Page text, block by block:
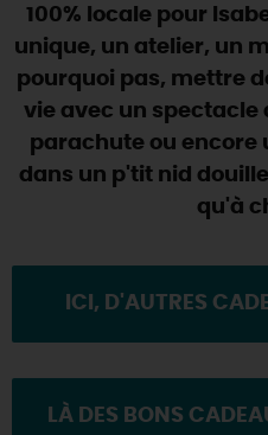
TOUTES
Visites
gourmandes et
Vins etvignobles
Chic,une aire de pique-
Par ici les guinguettes
Que rapporter du Loiret ?
La Route desMétiers
Des vacances
(re)Découvrir les
Expérimenter
Une
SE REPÉRER,
INFOS &
RÉSERVER
100% locale pour
unique, un atelier, un
pourquoi pas, mettre
vie avec un spectacle
parachute ou encore
dans un p'tit nid
qu'à
ICI, D'AUTRES
100%
LÀ DES BONS